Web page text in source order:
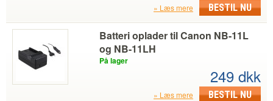
BESTIL NU
Læs mere
Batteri oplader til Canon NB-11L
og NB-11LH
På lager
249 dkk
BESTIL NU
Læs mere